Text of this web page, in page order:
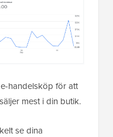
handelsköp för att
mest i din butik.
se dina